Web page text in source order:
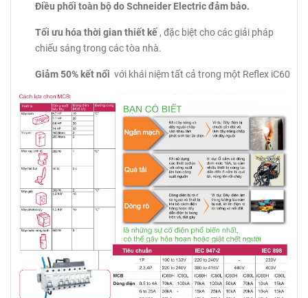
Điều phối toàn bộ do Schneider Electric đảm bảo.
Tối ưu hóa thời gian thiết kế , đặc biệt cho các giải pháp
chiếu sáng trong các tòa nhà.
Giảm 50% kết nối với khái niệm tất cả trong một Reflex iC60